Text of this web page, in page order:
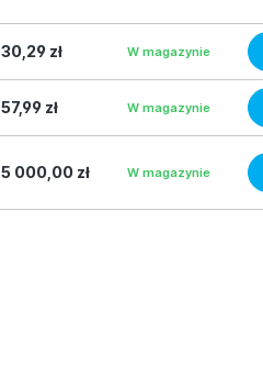
30,29 zł W magazynie
57,99 zł W magazynie
5 000,00 zł W magazynie